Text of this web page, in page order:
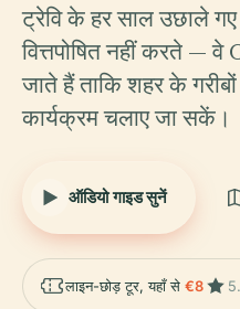
ट्रेवि के हर साल उछाले
वित्तपोषित नहीं करते — वे
जाते हैं ताकि शहर के
कार्यक्रम चलाए जा सकें।
ऑडियो गाइड सुनें
लाइन-छोड़ टूर, यहाँ से €8